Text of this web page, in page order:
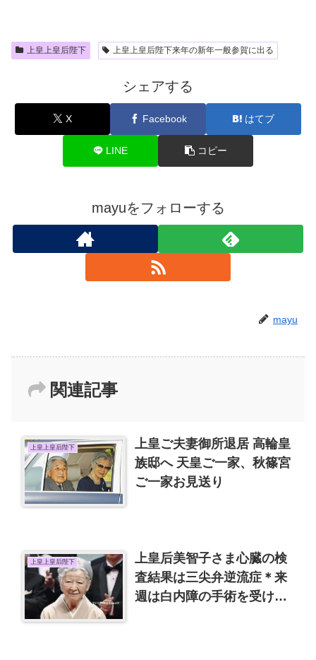
上皇上皇后陛下 上皇上皇后陛下来年の新年一般参賀に出る
シェアする
X Facebook はてブ
LINE コピー
mayuをフォローする
mayu
関連記事
上皇上皇后陛下
上皇ご夫妻御所退居 高輪皇
族邸へ 天皇ご一家、秋篠宮
ご一家お見送り
上皇上皇后陛下
上皇后美智子さま心臓の検
査結果は三尖弁逆流症＊来
週は白内障の手術を受ける